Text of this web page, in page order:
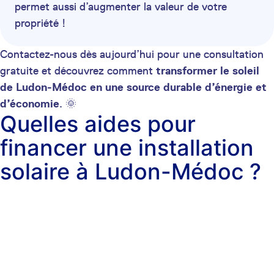
permet aussi d’augmenter la valeur de votre
propriété !
Contactez-nous dès aujourd’hui pour une consultation
gratuite et découvrez comment transformer le soleil
de Ludon-Médoc en une source durable d’énergie et
d’économie. 🌞
Quelles aides pour
financer une installation
solaire à Ludon-Médoc ?